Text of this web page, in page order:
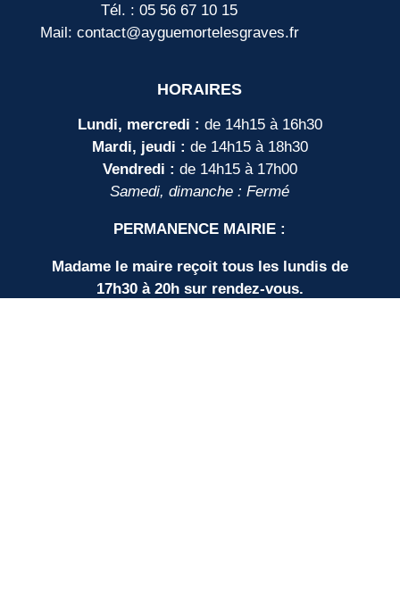
Tél. : 05 56 67 10 15
Mail: contact@ayguemortelesgraves.fr
HORAIRES
Lundi, mercredi : de 14h15 à 16h30
Mardi, jeudi : de 14h15 à 18h30
Vendredi : de 14h15 à 17h00
Samedi, dimanche : Fermé
PERMANENCE MAIRIE :
Madame le maire reçoit tous les lundis de
17h30 à 20h sur rendez-vous.